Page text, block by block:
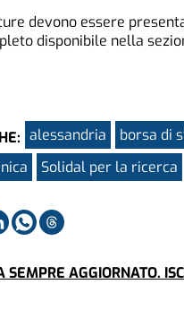
devono essere
disponibile nella
alessandria borsa di
Solidal per la ricerca
SEMPRE AGGIORNATO.